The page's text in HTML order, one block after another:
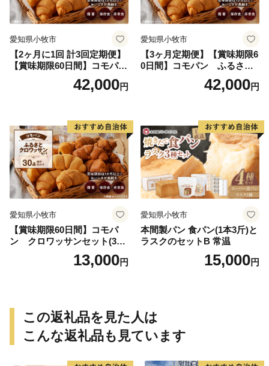
愛知県小牧市
【2ヶ月に1回 計3回定期便】
【賞味期限60日間】コモパ
ン ふるさとクロワッサンセ
ット（計90個）／災害用備蓄
42,000円
愛知県小牧市
【3ヶ月定期便】【賞味期限6
0日間】コモパン ふるさと
クロワッサンセット（計90
個）／災害用備蓄 保存食 非
42,000円
愛知県小牧市
【賞味期限60日間】コモパ
ン クロワッサンセット(30
個入り)／災害用備蓄 保存食
非常食 防災グッズにも
13,000円
愛知県小牧市
本間製パン 食パン(1本3斤)と
ラスクのセットB 常温
15,000円
この返礼品を見た人は
こんな返礼品も見ています